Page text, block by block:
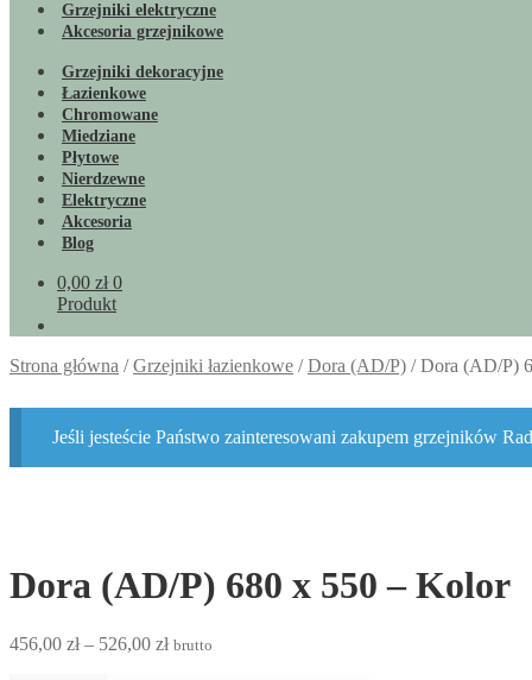
Grzejniki elektryczne
Akcesoria grzejnikowe
Grzejniki dekoracyjne
Łazienkowe
Chromowane
Miedziane
Płytowe
Nierdzewne
Elektryczne
Akcesoria
Blog
0,00 zł 0
Produkt
Strona główna /Grzejniki łazienkowe /Dora (AD/P) /Dora (AD/P)
Jeśli jesteście Państwo zainteresowani zakupem grzejników
Dora (AD/P) 680 x 550 – Kolor
456,00 zł – 526,00 złZakres
brutto